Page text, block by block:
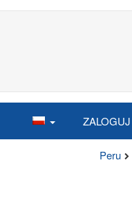
ZALOGUJ
Peru